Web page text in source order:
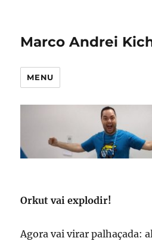
Marco Andrei
MENU
Orkut vai explodir!
Agora vai virar palhaçada: